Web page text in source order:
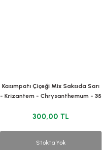
Kasımpatı Çiçeği Mix Saksıda Sarı
- Krizantem - Chrysanthemum - 35
300,00 TL
Stokta Yok